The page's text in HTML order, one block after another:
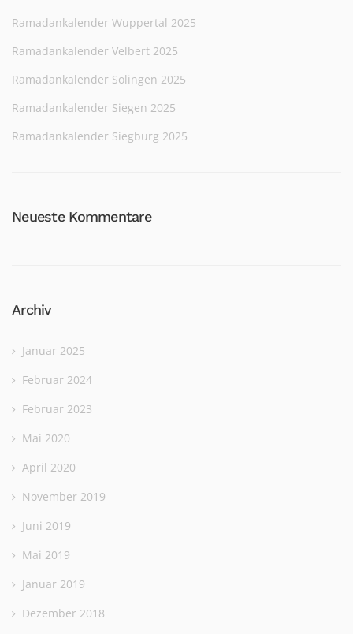
Ramadankalender Wuppertal 2025
Ramadankalender Velbert 2025
Ramadankalender Solingen 2025
Ramadankalender Siegen 2025
Ramadankalender Siegburg 2025
Neueste Kommentare
Archiv
Januar 2025
Februar 2024
Februar 2023
Mai 2020
April 2020
November 2019
Juni 2019
Mai 2019
Januar 2019
Dezember 2018